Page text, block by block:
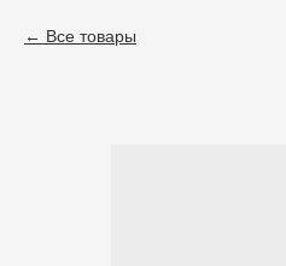
Все товары